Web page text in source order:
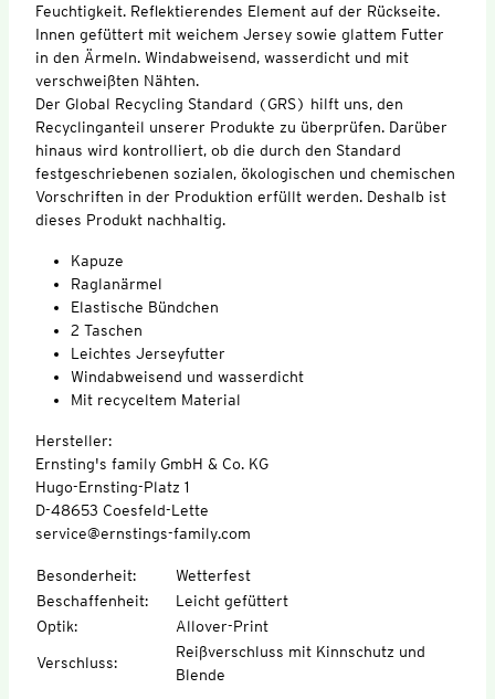
Feuchtigkeit. Reflektierendes Element auf der Rückseite.
Innen gefüttert mit weichem Jersey sowie glattem Futter
in den Ärmeln. Windabweisend, wasserdicht und mit
verschweißten Nähten.
Der Global Recycling Standard (GRS) hilft uns, den
Recyclinganteil unserer Produkte zu überprüfen. Darüber
hinaus wird kontrolliert, ob die durch den Standard
festgeschriebenen sozialen, ökologischen und chemischen
Vorschriften in der Produktion erfüllt werden. Deshalb ist
dieses Produkt nachhaltig.
Kapuze
Raglanärmel
Elastische Bündchen
2 Taschen
Leichtes Jerseyfutter
Windabweisend und wasserdicht
Mit recyceltem Material
Hersteller:
Ernsting's family GmbH & Co. KG
Hugo-Ernsting-Platz 1
D-48653 Coesfeld-Lette
service@ernstings-family.com
Besonderheit:
Wetterfest
Beschaffenheit:
Leicht gefüttert
Optik: Allover-Print
Verschluss:
Reißverschluss mit Kinnschutz und
Blende